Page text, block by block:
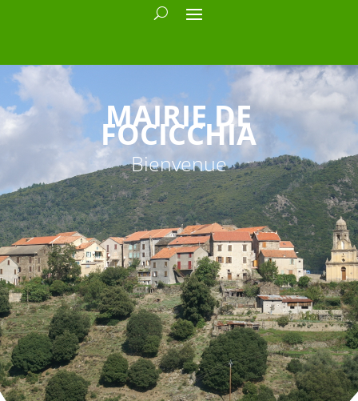
MAIRIE DE
FOCICCHIA
Bienvenue